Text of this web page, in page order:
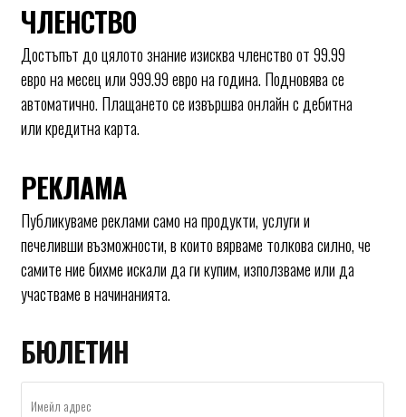
ЧЛЕНСТВО
Достъпът до цялото знание изисква членство от 99.99
евро на месец или 999.99 евро на година. Подновява се
автоматично. Плащането се извършва онлайн с дебитна
или кредитна карта.
РЕКЛАМА
Публикуваме реклами само на продукти, услуги и
печеливши възможности, в които вярваме толкова силно, че
самите ние бихме искали да ги купим, използваме или да
участваме в начинанията.
БЮЛЕТИН